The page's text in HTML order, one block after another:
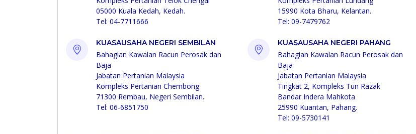
05000 Kuala Kedah, Kedah.
Tel: 04-7711666
15990 Kota Bharu, Kelantan.
Tel: 09-7479762
KUASAUSAHA NEGERI SEMBILAN
Bahagian Kawalan Racun Perosak dan
Baja
Jabatan Pertanian Malaysia
Kompleks Pertanian Chembong
71300 Rembau, Negeri Sembilan.
Tel: 06-6851750
KUASAUSAHA NEGERI PAHANG
Bahagian Kawalan Racun Perosak dan
Baja
Jabatan Pertanian Malaysia
Tingkat 2, Kompleks Tun Razak
Bandar Indera Mahkota
25990 Kuantan, Pahang.
Tel: 09-5730141